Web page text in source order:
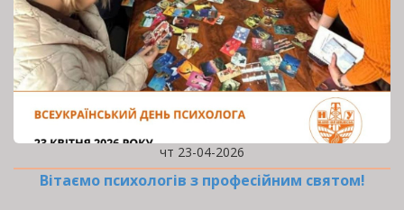
чт 23-04-2026
Вітаємо психологів з професійним святом!